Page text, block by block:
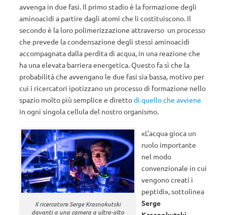
avvenga in due fasi. Il primo stadio è la formazione degli
aminoacidi a partire dagli atomi che li costituiscono. Il
secondo è la loro polimerizzazione attraverso un processo
che prevede la condensazione degli stessi aminoacidi
accompagnata dalla perdita di acqua, in una reazione che
ha una elevata barriera energetica. Questo fa sì che la
probabilità che avvengano le due fasi sia bassa, motivo per
cui i ricercatori ipotizzano un processo di formazione nello
spazio molto più semplice e direttodi quello che avviene
in ogni singola cellula del nostro organismo.
Il ricercatore Serge Krasnokutski
davanti a una camera a ultra-alto
«L’acqua gioca un
ruolo importante
nel modo
convenzionale in cui
vengono creati i
peptidi», sottolinea
Serge